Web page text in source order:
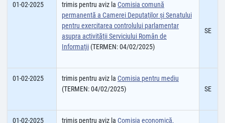
01-02-2025 trimis pentru aviz la Comisia comună
permanentă a Camerei Deputaţilor şi Senatului
pentru exercitarea controlului parlamentar
asupra activităţii Serviciului Român de
Informaţii (TERMEN: 04/02/2025)
SE
01-02-2025 trimis pentru aviz la Comisia pentru mediu
(TERMEN: 04/02/2025)
SE
01-02-2025 trimis pentru aviz la Comisia economică,